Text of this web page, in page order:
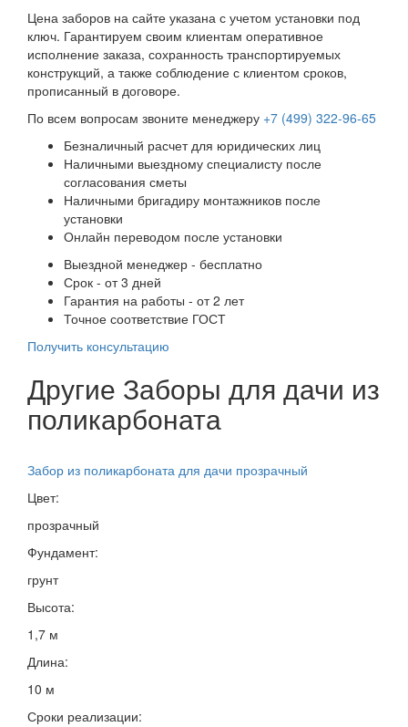
Цена заборов на сайте указана с учетом установки под
ключ. Гарантируем своим клиентам оперативное
исполнение заказа, сохранность транспортируемых
конструкций, а также соблюдение с клиентом сроков,
прописанный в договоре.
По всем вопросам звоните менеджеру +7 (499) 322-96-65
Безналичный расчет для юридических лиц
Наличными выездному специалисту после
согласования сметы
Наличными бригадиру монтажников после
установки
Онлайн переводом после установки
Выездной менеджер - бесплатно
Срок - от 3 дней
Гарантия на работы - от 2 лет
Точное соответствие ГОСТ
Получить консультацию
Другие Заборы для дачи из
поликарбоната
Забор из поликарбоната для дачи прозрачный
Цвет:
прозрачный
Фундамент:
грунт
Высота:
1,7 м
Длина:
10 м
Сроки реализации: